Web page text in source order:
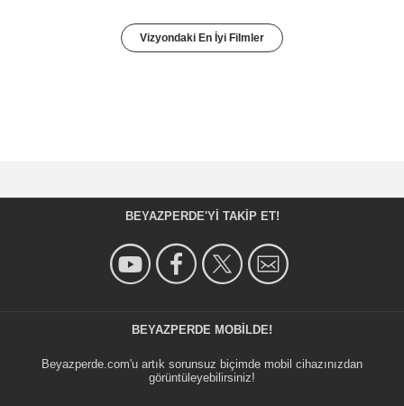
Vizyondaki En İyi Filmler
BEYAZPERDE'YI TAKIP ET!
BEYAZPERDE MOBILDE!
Beyazperde.com'u artık sorunsuz biçimde mobil cihazınızdan
görüntüleyebilirsiniz!